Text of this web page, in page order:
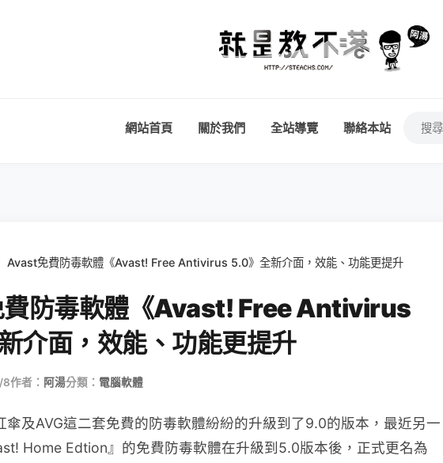
網站首頁 關於我們 全站導覽 聯絡本站
Avast免費防毒軟體《Avast! Free Antivirus 5.0》全新介面，效能、功能更提升
防毒軟體《Avast! Free Antivirus
介面，效能、功能更提升
8作者： 阿湯分類： 電腦軟體
傘及AVG這二套免費的防毒軟體紛紛的升級到了9.0的版本，最近另一
Home Edtion』的免費防毒軟體在升級到5.0版本後，正式更名為